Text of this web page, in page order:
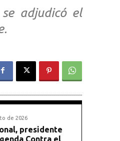
adjudicó el
de 2026
presidente
Contra el